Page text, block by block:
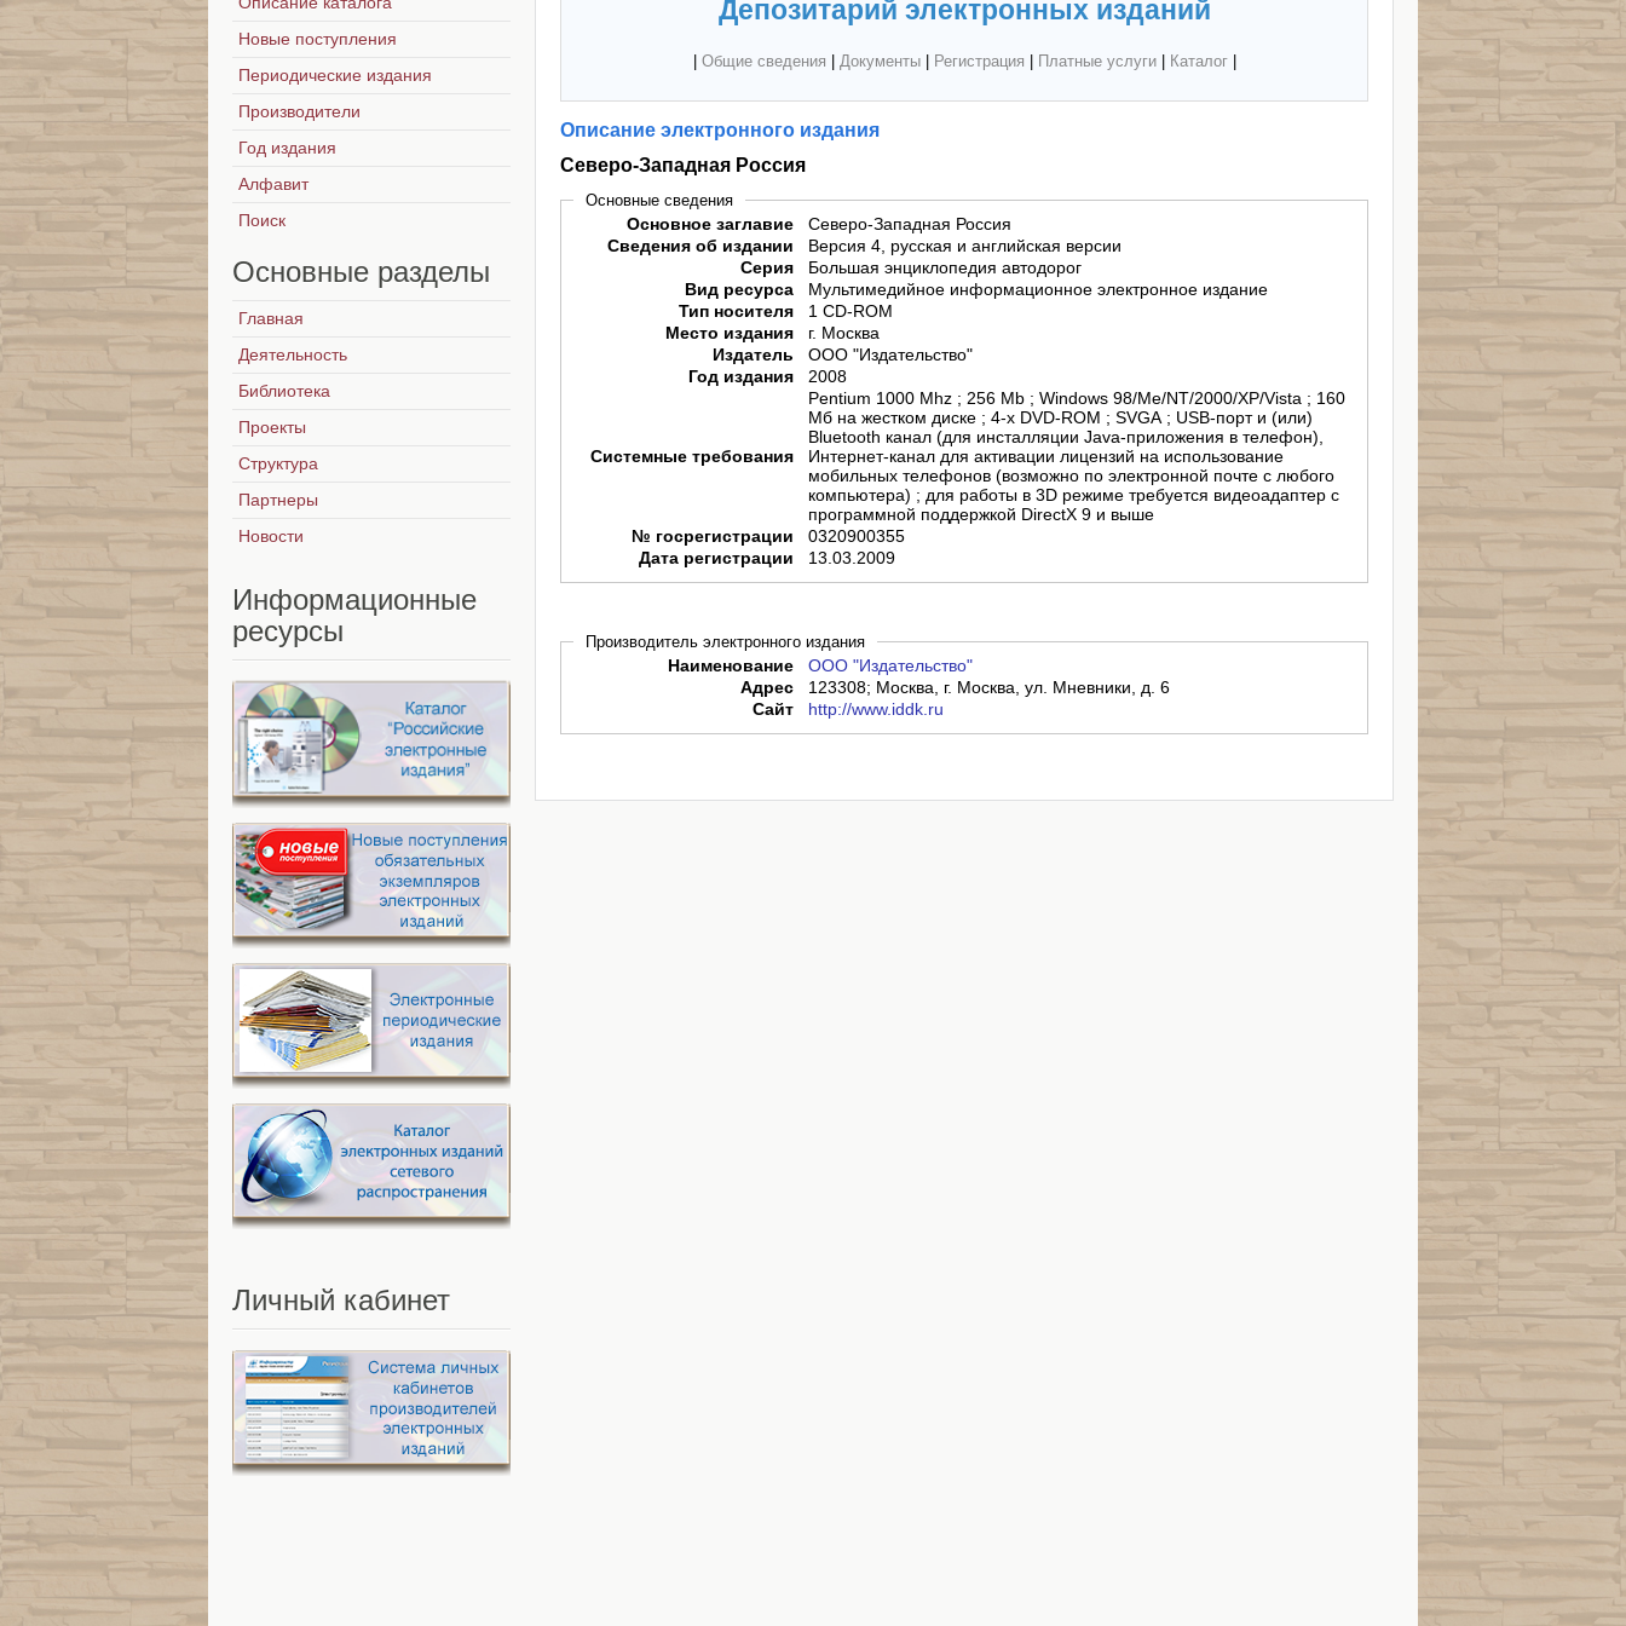
Депозитарий электронных изданий
Общие сведения Документы| Регистрация Платные услуги| Каталог|
Описание электронного издания
Северо-Западная Россия
Основные сведения
Основное заглавие
Северо-Западная Россия
Сведения об издании
Версия 4, русская и английская версии
Серия
Большая энциклопедия автодорог
Вид ресурса
Мультимедийное информационное электронное издание
Тип носителя
1 CD-ROM
Место издания
г. Москва
Издатель
ООО "Издательство"
Год издания
2008
Системные требования
Pentium 1000 Mhz ; 256 Mb ; Windows 98/Me/NT/2000/XP/Vista ; 160
Мб на жестком диске ; 4-x DVD-ROM ; SVGA ; USB-порт и (или)
Bluetooth канал (для инсталляции Java-приложения в телефон),
Интернет-канал для активации лицензий на использование
мобильных телефонов (возможно по электронной почте с любого
компьютера) ; для работы в 3D режиме требуется видеоадаптер с
программной поддержкой DirectX 9 и выше
№ госрегистрации
0320900355
Дата регистрации
13.03.2009
Производитель электронного издания
Наименование
ООО "Издательство"
Адрес
123308; Москва, г. Москва, ул. Мневники, д. 6
Сайт
http://www.iddk.ru
Новые поступления
Периодические издания
Производители
Год издания
Алфавит
Поиск
Основные разделы
Главная
Деятельность
Библиотека
Проекты
Структура
Партнеры
Новости
Информационные
ресурсы
Личный кабинет